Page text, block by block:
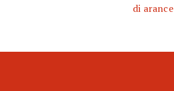
di arance